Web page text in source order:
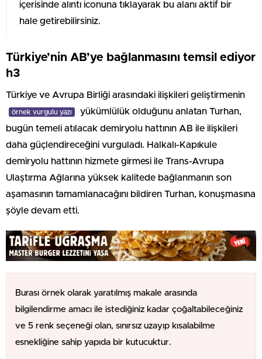
içerisinde alıntı iconuna tıklayarak bu alanı aktif bir
hale getirebilirsiniz.
Türkiye’nin AB’ye bağlanmasını temsil ediyor
h3
Türkiye ve Avrupa Birliği arasındaki ilişkileri geliştirmenin
örnek vurgulu yazı
yükümlülük olduğunu anlatan Turhan,
bugün temeli atılacak demiryolu hattının AB ile ilişkileri
daha güçlendireceğini vurguladı. Halkalı-Kapıkule
demiryolu hattının hizmete girmesi ile Trans-Avrupa
Ulaştırma Ağlarına yüksek kalitede bağlanmanın son
aşamasının tamamlanacağını bildiren Turhan, konuşmasına
şöyle devam etti.
Burası örnek olarak yaratılmış makale arasında
bilgilendirme amacı ile istediğiniz kadar çoğaltabileceğiniz
ve 5 renk seçeneği olan, sınırsız uzayıp kısalabilme
esnekliğine sahip yapıda bir kutucuktur.